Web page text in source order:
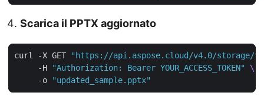
Scarica il PPTX aggiornato
curl -X GET
"https://api.aspose.cloud/v4.0/storage/
     -H
"Authorization: Bearer YOUR_ACCESS_TOKEN"
     -o
"updated_sample.pptx"